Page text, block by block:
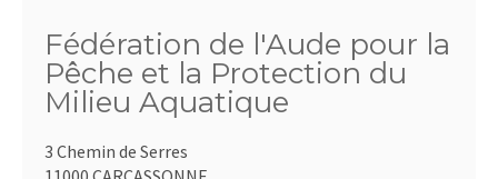
Fédération de l'Aude pour la
Pêche et la Protection du
Milieu Aquatique
3 Chemin de Serres